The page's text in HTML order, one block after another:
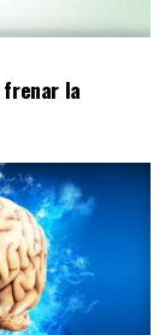
frenar la